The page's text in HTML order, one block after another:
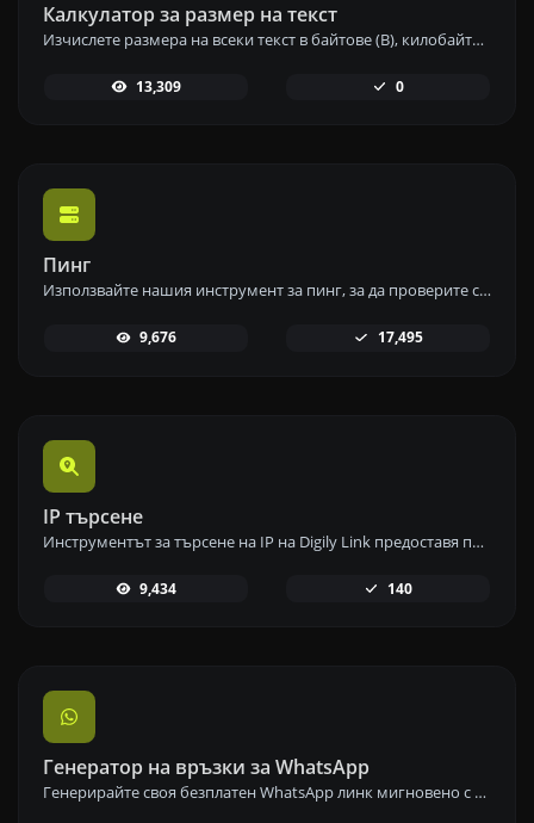
Калкулатор за размер на текст
Изчислете размера на всеки текст в байтове (B), килобайти (KB) или мегабайти (MB) с помощта на нашия инструмент за изчисляване на размера на текста.
13,309 0
Пинг
Използвайте нашия инструмент за пинг, за да проверите състоянието и времето за отговор на всеки уебсайт, сървър или порт бързо и ефективно.
9,676 17,495
IP търсене
Инструментът за търсене на IP на Digily Link предоставя подробна информация за всеки IP адрес. Използвайте тази безплатна онлайн услуга, за да получите изчерпателни данни за IP.
9,434 140
Генератор на връзки за WhatsApp
Генерирайте своя безплатен WhatsApp линк мигновено с нашия генератор на WhatsApp линкове. Добавете персонализирано съобщение и започнете чатове с едно кликване – без нужда от вход или програмиране.